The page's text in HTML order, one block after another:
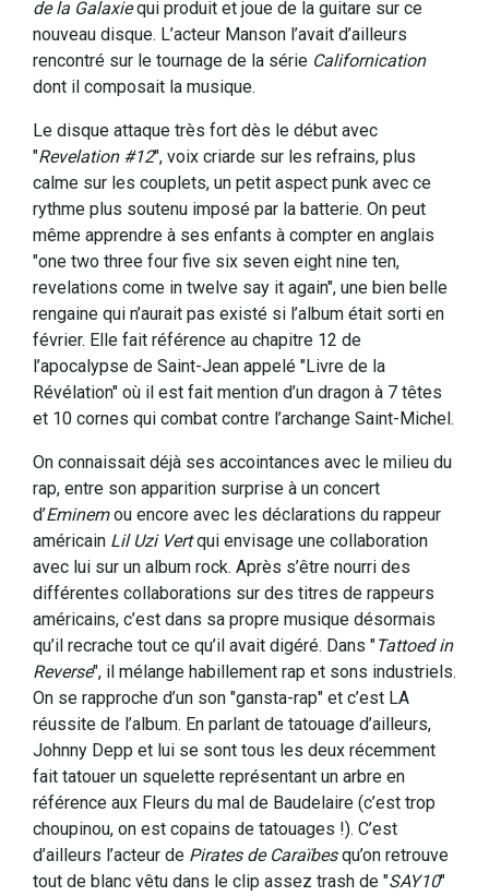
de la Galaxiequi produit et joue de la guitare sur ce
nouveau disque. L’acteur Manson l’avait d’ailleurs
rencontré sur le tournage de la série Californication
dont il composait la musique.
Le disque attaque très fort dès le début avec
"Revelation #12", voix criarde sur les refrains, plus
calme sur les couplets, un petit aspect punk avec ce
rythme plus soutenu imposé par la batterie. On peut
même apprendre à ses enfants à compter en anglais
"one two three four five six seven eight nine ten,
revelations come in twelve say it again", une bien belle
rengaine qui n’aurait pas existé si l’album était sorti en
février. Elle fait référence au chapitre 12 de
l’apocalypse de Saint-Jean appelé "Livre de la
Révélation" où il est fait mention d’un dragon à 7 têtes
et 10 cornes qui combat contre l’archange Saint-Michel.
On connaissait déjà ses accointances avec le milieu du
rap, entre son apparition surprise à un concert
d’Eminemou encore avec les déclarations du rappeur
américain Lil Uzi Vertqui envisage une collaboration
avec lui sur un album rock. Après s’être nourri des
différentes collaborations sur des titres de rappeurs
américains, c’est dans sa propre musique désormais
qu’il recrache tout ce qu’il avait digéré. Dans "Tattoed in
Reverse", il mélange habillement rap et sons industriels.
On se rapproche d’un son "gansta-rap" et c’est LA
réussite de l’album. En parlant de tatouage d’ailleurs,
Johnny Depp et lui se sont tous les deux récemment
fait tatouer un squelette représentant un arbre en
référence aux Fleurs du mal de Baudelaire (c’est trop
choupinou, on est copains de tatouages !). C’est
d’ailleurs l’acteur de Pirates de Caraïbesqu’on retrouve
tout de blanc vêtu dans le clip assez trash de "SAY10"